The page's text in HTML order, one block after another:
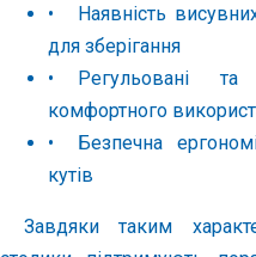
•
Наявність
для зберігання
•
Регульовані
комфортного
•
Безпечна
кутів
Завдяки таким